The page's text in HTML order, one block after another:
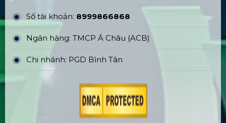
Số tài khoản: 8999866868
Ngân hàng: TMCP Á Châu (ACB)
Chi nhánh: PGD Bình Tân